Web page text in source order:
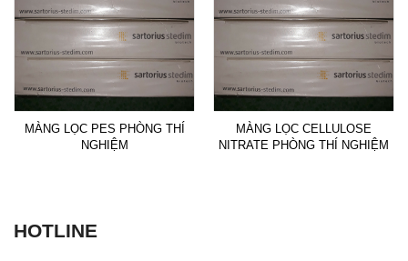
MÀNG LỌC PES PHÒNG THÍ
NGHIỆM
MÀNG LỌC CELLULOSE
NITRATE PHÒNG THÍ NGHIỆM
HOTLINE